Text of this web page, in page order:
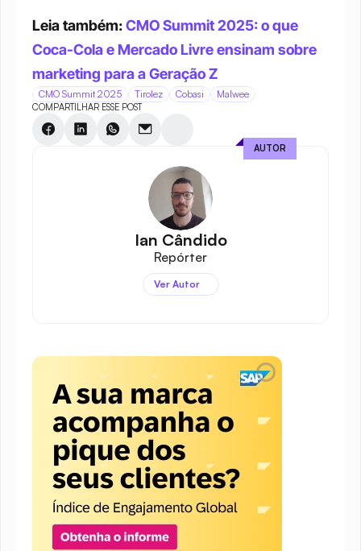
Leia também: CMO Summit 2025: o que
Coca-Cola e Mercado Livre ensinam sobre
marketing para a Geração Z
CMO Summit 2025 Tirolez Cobasi Malwee
COMPARTILHAR ESSE POST
Ian Cândido
Repórter
Ver Autor
AUTOR